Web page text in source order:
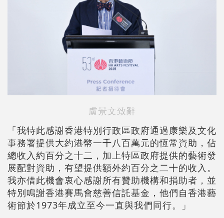
盧景文致辭
「我特此感謝香港特別行政區政府通過康樂及文化
事務署提供大約港幣一千八百萬元的恆常資助，佔
總收入約百分之十二，加上特區政府提供的藝術發
展配對資助，有望提供額外約百分之二十的收入。
我亦借此機會衷心感謝所有贊助機構和捐助者，並
特別鳴謝香港賽馬會慈善信託基金，他們自香港藝
術節於1973年成立至今一直與我們同行。」